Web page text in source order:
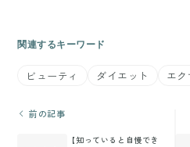
関連するキーワード
ビューティ ダイエット エ
前の記事
【知っていると自慢でき